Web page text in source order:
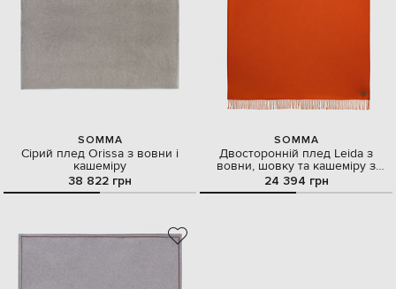
SOMMA
Сірий плед Orissa з вовни і
кашеміру
38 822 грн
SOMMA
Двосторонній плед Leida з
вовни, шовку та кашеміру з
бахромою
24 394 грн